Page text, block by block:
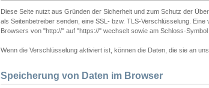
Diese Seite nutzt aus Gründen der Sicherheit und zum Schutz der
als Seitenbetreiber senden, eine SSL- bzw. TLS-Verschlüsselung.
Browsers von "http://" auf "https://" wechselt sowie am Schloss-Symbol
Wenn die Verschlüsselung aktiviert ist, können die Daten, die sie an
Speicherung von Daten im Browser